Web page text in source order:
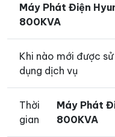
Máy Phát Điện
800KVA
Khi nào mới được sử
dụng dịch vụ
Thời
gian
Máy Phát
800KVA